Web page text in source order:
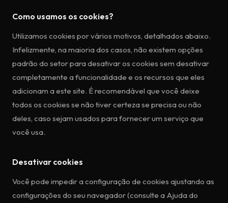
Como usamos os cookies?
Utilizamos cookies por vários motivos, detalhados abaixo.
Infelizmente, na maioria dos casos, não existem opções
padrão do setor para desativar os cookies sem desativar
completamente a funcionalidade e os recursos que eles
adicionam a este site. É recomendável que você deixe
todos os cookies se não tiver certeza se precisa ou não
deles, caso sejam usados para fornecer um serviço que
você usa.
Desativar cookies
Você pode impedir a configuração de cookies ajustando as
configurações do seu navegador (consulte a Ajuda do